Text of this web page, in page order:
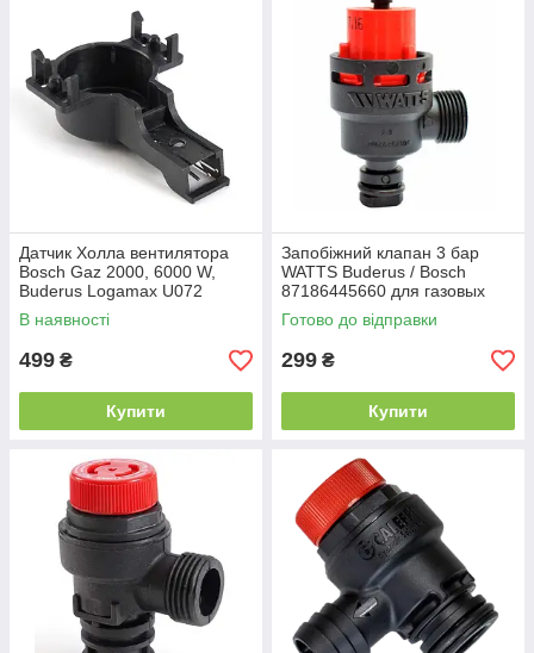
Датчик Холла вентилятора
Bosch Gaz 2000, 6000 W,
Buderus Logamax U072
(8737601089)
В наявності
499 ₴
Купити
Запобіжний клапан 3 бар
WATTS Buderus / Bosch
87186445660 для газовых
котлов Logamax, Gaz - Італія
Готово до відправки
299 ₴
Купити